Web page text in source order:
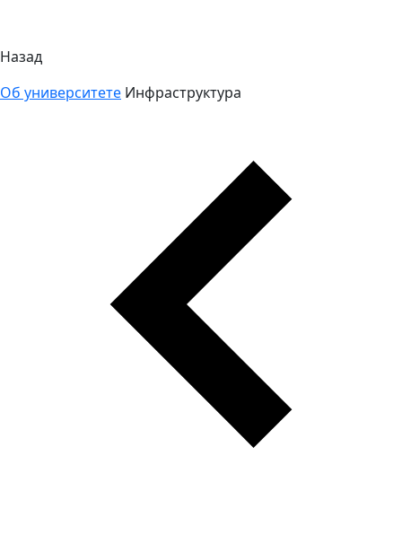
Назад
Об университете Инфраструктура